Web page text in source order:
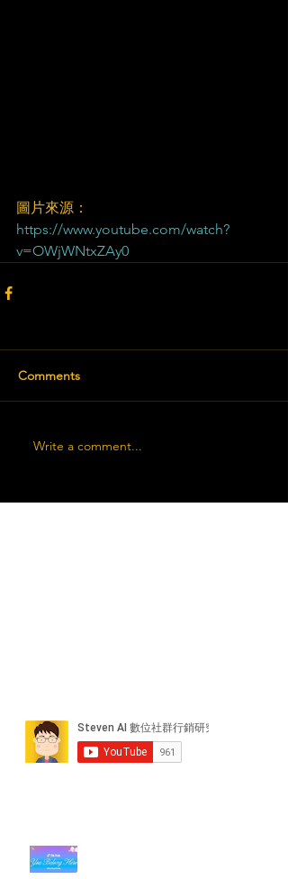
圖片來源：
https://www.youtube.com/watch?
v=OWjWNtxZAy0​
Comments
Write a comment...